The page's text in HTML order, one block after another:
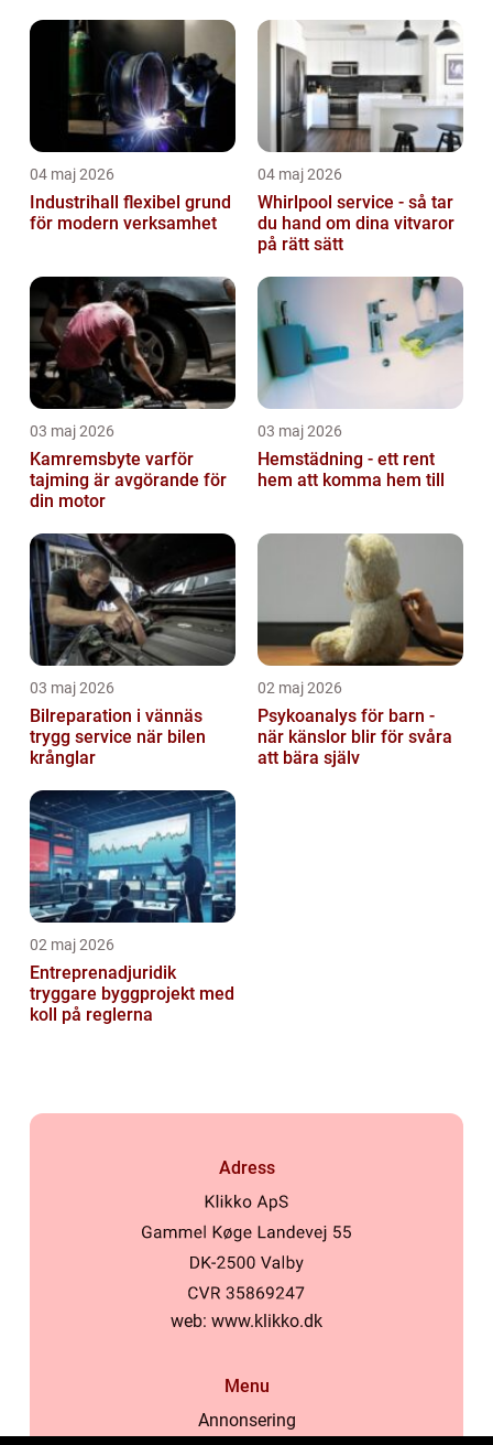
04 maj 2026
Industrihall flexibel grund
för modern verksamhet
04 maj 2026
Whirlpool service - så tar
du hand om dina vitvaror
på rätt sätt
03 maj 2026
Kamremsbyte varför
tajming är avgörande för
din motor
03 maj 2026
Hemstädning - ett rent
hem att komma hem till
03 maj 2026
Bilreparation i vännäs
trygg service när bilen
krånglar
02 maj 2026
Psykoanalys för barn -
när känslor blir för svåra
att bära själv
02 maj 2026
Entreprenadjuridik
tryggare byggprojekt med
koll på reglerna
Adress
web: www.klikko.dk
Menu
Annonsering